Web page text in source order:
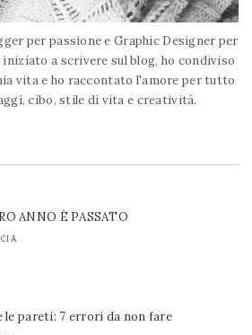
per passione e Graphic Designer per
iniziato a scrivere sul blog, ho condiviso
vita e ho raccontato l'amore per tutto
cibo, stile di vita e creatività.
ANNO È PASSATO
le pareti: 7 errori da non fare